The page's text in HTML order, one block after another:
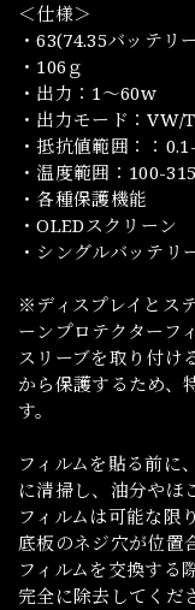
＜仕様＞
・63(74.35バッテリ
・106ｇ
・出力：1～60w
・出力モード：VW/
・抵抗値範囲：：
・温度範囲：100-
・各種保護機能
・OLEDスクリーン
・シングルバッテリ
※ディスプレイとス
ーンプロテクターフ
スリーブを取り付け
から保護するため、
す。
フィルムを貼る前に
に清掃し、油分やほ
フィルムは可能な限
底板のネジ穴が位置
フィルムを交換する
完全に除去してくだ